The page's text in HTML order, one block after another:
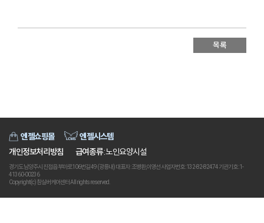
목록
엔젤쇼핑몰
엔젤시스템
개인정보처리방침
급여종류: 노인요양시설
경기도 남양주시 진접읍 부마로106번길 49 (광릉내) 대표자 : 조병환,이영선 사업자번호 : 132-82-82474 기관기호 : 1-
41360-00236
Copyright(c) 참실버케어센터 All rights reserved.